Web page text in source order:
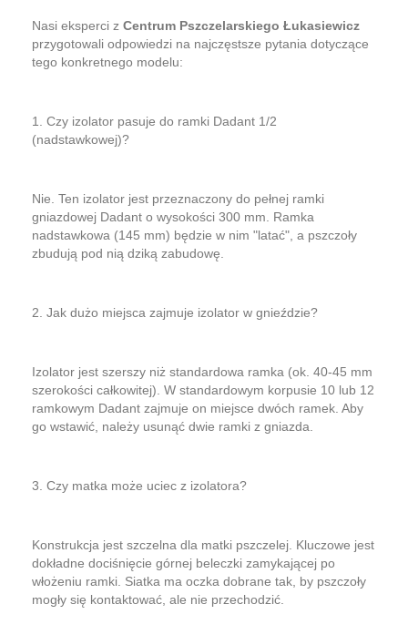
Nasi eksperci z Centrum Pszczelarskiego Łukasiewicz
przygotowali odpowiedzi na najczęstsze pytania dotyczące
tego konkretnego modelu:
1. Czy izolator pasuje do ramki Dadant 1/2
(nadstawkowej)?
Nie. Ten izolator jest przeznaczony do pełnej ramki
gniazdowej Dadant o wysokości 300 mm. Ramka
nadstawkowa (145 mm) będzie w nim "latać", a pszczoły
zbudują pod nią dziką zabudowę.
2. Jak dużo miejsca zajmuje izolator w gnieździe?
Izolator jest szerszy niż standardowa ramka (ok. 40-45 mm
szerokości całkowitej). W standardowym korpusie 10 lub 12
ramkowym Dadant zajmuje on miejsce dwóch ramek. Aby
go wstawić, należy usunąć dwie ramki z gniazda.
3. Czy matka może uciec z izolatora?
Konstrukcja jest szczelna dla matki pszczelej. Kluczowe jest
dokładne dociśnięcie górnej beleczki zamykającej po
włożeniu ramki. Siatka ma oczka dobrane tak, by pszczoły
mogły się kontaktować, ale nie przechodzić.